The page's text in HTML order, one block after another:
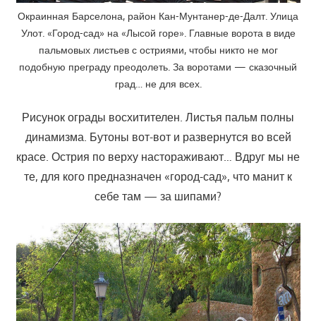
Окраинная Барселона, район Кан-Мунтанер-де-Далт. Улица
Улот. «Город-сад» на «Лысой горе». Главные ворота в виде
пальмовых листьев с остриями, чтобы никто не мог
подобную преграду преодолеть. За воротами — сказочный
град… не для всех.
Рисунок ограды восхитителен. Листья пальм полны
динамизма. Бутоны вот-вот и развернутся во всей
красе. Острия по верху настораживают… Вдруг мы не
те, для кого предназначен «город-сад», что манит к
себе там — за шипами?